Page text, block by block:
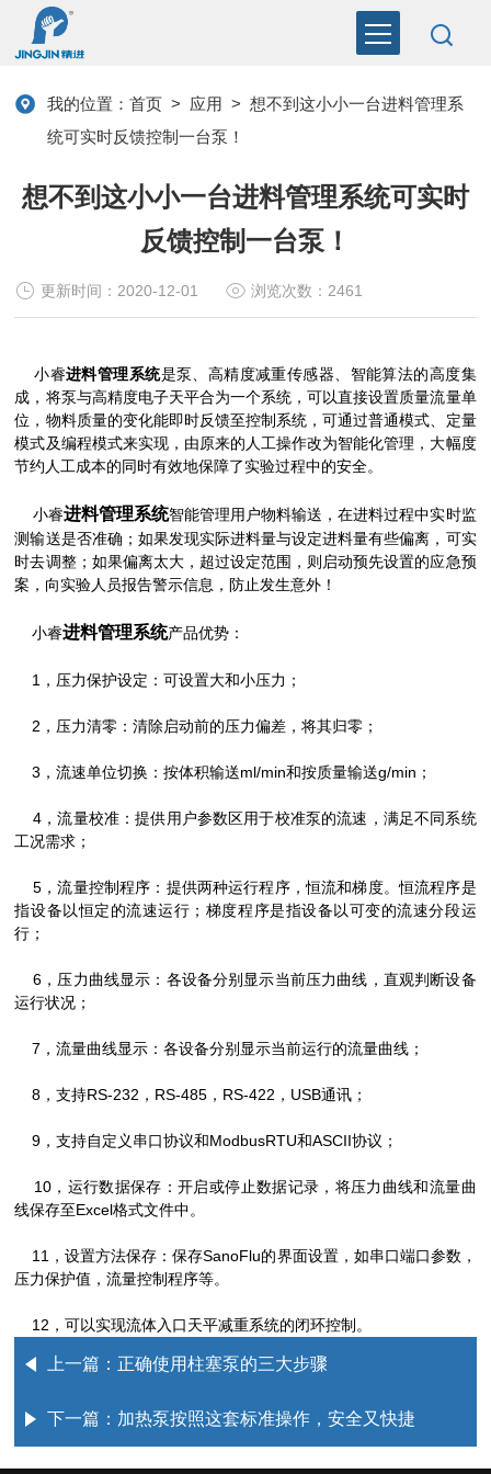
我的位置：首页 > 应用 >想不到这小小一台进料管理系
统可实时反馈控制一台泵！
想不到这小小一台进料管理系统可实时
反馈控制一台泵！
更新时间：2020-12-01 浏览次数：2461
小睿进料管理系统是泵、高精度减重传感器、智能算法的高度集
成，将泵与高精度电子天平合为一个系统，可以直接设置质量流量单
位，物料质量的变化能即时反馈至控制系统，可通过普通模式、定量
模式及编程模式来实现，由原来的人工操作改为智能化管理，大幅度
节约人工成本的同时有效地保障了实验过程中的安全。
小睿进料管理系统智能管理用户物料输送，在进料过程中实时监
测输送是否准确；如果发现实际进料量与设定进料量有些偏离，可实
时去调整；如果偏离太大，超过设定范围，则启动预先设置的应急预
案，向实验人员报告警示信息，防止发生意外！
小睿进料管理系统产品优势：
1，压力保护设定：可设置大和小压力；
2，压力清零：清除启动前的压力偏差，将其归零；
3，流速单位切换：按体积输送ml/min和按质量输送g/min；
4，流量校准：提供用户参数区用于校准泵的流速，满足不同系统
工况需求；
5，流量控制程序：提供两种运行程序，恒流和梯度。恒流程序是
指设备以恒定的流速运行；梯度程序是指设备以可变的流速分段运
行；
6，压力曲线显示：各设备分别显示当前压力曲线，直观判断设备
运行状况；
7，流量曲线显示：各设备分别显示当前运行的流量曲线；
8，支持RS-232，RS-485，RS-422，USB通讯；
9，支持自定义串口协议和ModbusRTU和ASCII协议；
10，运行数据保存：开启或停止数据记录，将压力曲线和流量曲
线保存至Excel格式文件中。
11，设置方法保存：保存SanoFlu的界面设置，如串口端口参数，
压力保护值，流量控制程序等。
12，可以实现流体入口天平减重系统的闭环控制。
上一篇： 正确使用柱塞泵的三大步骤
下一篇： 加热泵按照这套标准操作，安全又快捷